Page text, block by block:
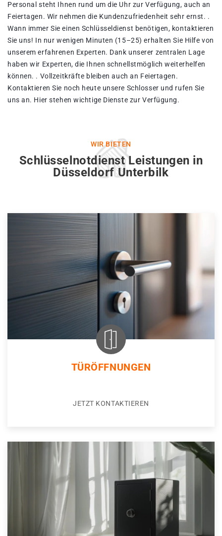
Personal steht Ihnen rund um die Uhr zur Verfügung, auch an
Feiertagen. Wir nehmen die Kundenzufriedenheit sehr ernst. .
Wann immer Sie einen Schlüsseldienst benötigen, kontaktieren
Sie uns! In nur wenigen Minuten (15–25) erhalten Sie Hilfe von
unserem erfahrenen Experten. Dank unserer zentralen Lage
haben wir Experten, die Ihnen schnellstmöglich weiterhelfen
können. . Vollzeitkräfte bleiben auch an Feiertagen.
Kontaktieren Sie noch heute unsere Schlosser und rufen Sie
uns an. Hier stehen wichtige Dienste zur Verfügung.
WIR BIETEN
Schlüsselnotdienst Leistungen in
Düsseldorf Unterbilk
TÜRÖFFNUNGEN
JETZT KONTAKTIEREN